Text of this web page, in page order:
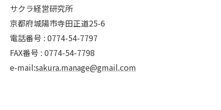
サクラ経営研究所
京都府城陽市寺田正道25-6
電話番号 : 0774-54-7797
FAX番号 : 0774-54-7798
e-mail:sakura.manage@gmail.com